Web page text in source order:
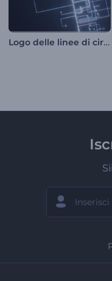
Logo delle linee di circuiti digitali